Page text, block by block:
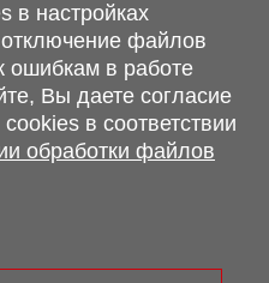
108 В, 224701
предоставленная на сайте
технических
а также стоимости и
информационный характер и
определяемой п.2 ст.407
Беларусь.
данных
файлов cookie.
в настройках
файлов
ошибкам в работе
Вы даете согласие
в соответствии
обработки файлов